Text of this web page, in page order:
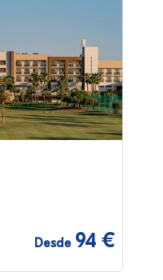
Desde 94 €